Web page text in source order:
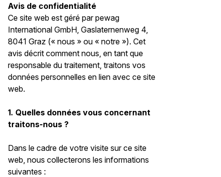
Avis de confidentialité
Ce site web est géré par pewag
International GmbH, Gaslaternenweg 4,
8041 Graz (« nous » ou « notre »). Cet
avis décrit comment nous, en tant que
responsable du traitement, traitons vos
données personnelles en lien avec ce site
web.
1. Quelles données vous concernant
traitons-nous ?
Dans le cadre de votre visite sur ce site
web, nous collecterons les informations
suivantes :